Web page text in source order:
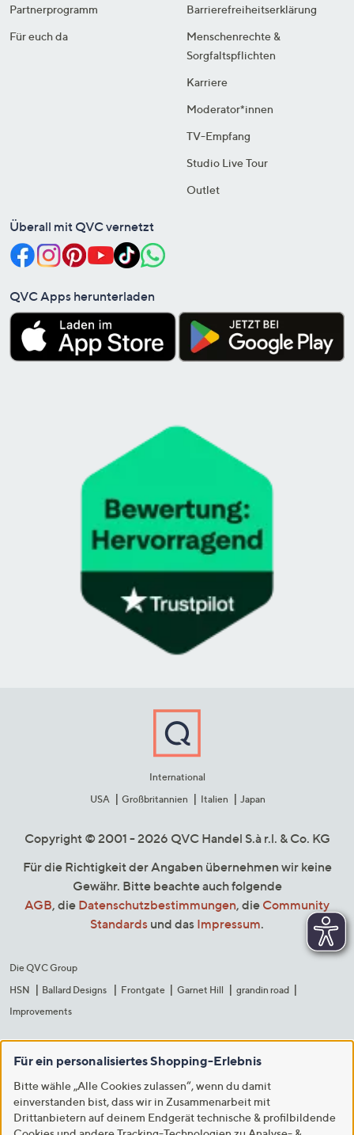
Partnerprogramm
Für euch da
Barrierefreiheitserklärung
Menschenrechte &
Sorgfaltspflichten
Karriere
Moderator*innen
TV-Empfang
Studio Live Tour
Outlet
Überall mit QVC vernetzt
QVC Apps herunterladen
International
USA
Großbritannien Italien Japan
Copyright © 2001 - 2026 QVC Handel S.à r.l. & Co. KG
Für die Richtigkeit der Angaben übernehmen wir keine
Gewähr. Bitte beachte auch folgende
AGB, die Datenschutzbestimmungen, die Community
Standards und das Impressum.
Die QVC Group
HSN
Ballard Designs Frontgate Garnet Hill
grandin road
Improvements
Für ein personalisiertes Shopping-Erlebnis
Bitte wähle „Alle Cookies zulassen“, wenn du damit
einverstanden bist, dass wir in Zusammenarbeit mit
Drittanbietern auf deinem Endgerät technische & profilbildende